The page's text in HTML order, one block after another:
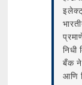
निधी
बँक ने
आणि